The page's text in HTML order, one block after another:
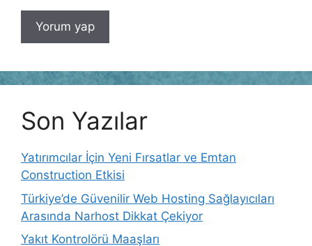
Son Yazılar
Yatırımcılar İçin Yeni Fırsatlar ve Emtan
Construction Etkisi
Türkiye’de Güvenilir Web Hosting Sağlayıcıları
Arasında Narhost Dikkat Çekiyor
Yakıt Kontrolörü Maaşları